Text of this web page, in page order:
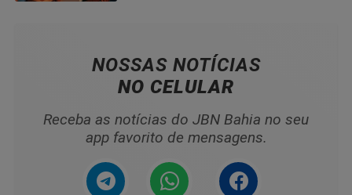
NOSSAS NOTÍCIAS
NO CELULAR
Receba as notícias do JBN Bahia no seu
app favorito de mensagens.